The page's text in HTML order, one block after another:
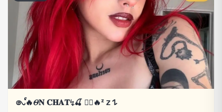
𑇢ᩘ🔥𝛩𝐍 𝐂𝐇𝐀𝐓↯🍒 ⃝⃔‌‌🔥ᶻ 𝗓 𐰁